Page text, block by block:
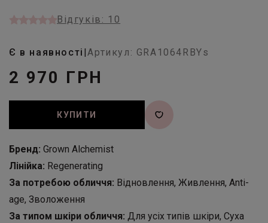
Відгуків: 10
Є в наявності |Артикул: GRA1064RBYs
2 970 ГРН
КУПИТИ
Бренд: Grown Alchemist
Лінійка: Regenerating
За потребою обличчя: Відновлення, Живлення, Anti-
age, Зволоження
За типом шкіри обличчя: Для усіх типів шкіри, Суха